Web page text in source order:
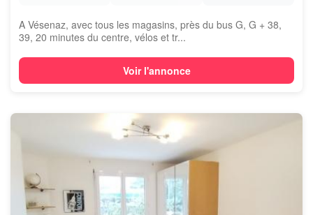
A Vésenaz, avec tous les magasins, près du bus G, G + 38,
39, 20 minutes du centre, vélos et tr...
Voir l'annonce